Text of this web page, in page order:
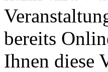
bereits
Ihnen diese